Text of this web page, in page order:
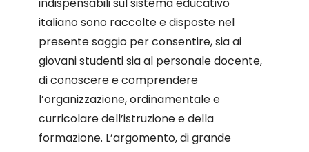
italiano sono raccolte e disposte nel
presente saggio per consentire, sia ai
giovani studenti sia al personale docente,
di conoscere e comprendere
l’organizzazione, ordinamentale e
curricolare dell’istruzione e della
formazione. L’argomento, di grande